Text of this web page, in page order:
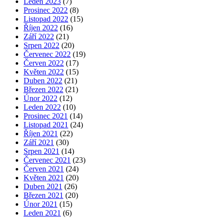
Prosinec 2022 (8)
Listopad 2022 (15)
Říjen 2022 (16)
Září 2022 (21)
Srpen 2022 (20)
Červenec 2022 (19)
Červen 2022 (17)
Květen 2022 (15)
Duben 2022 (21)
Březen 2022 (21)
Únor 2022 (12)
Leden 2022 (10)
Prosinec 2021 (14)
Listopad 2021 (24)
Říjen 2021 (22)
Září 2021 (30)
Srpen 2021 (14)
Červenec 2021 (23)
Červen 2021 (24)
Květen 2021 (20)
Duben 2021 (26)
Březen 2021 (20)
Únor 2021 (15)
Leden 2021 (6)